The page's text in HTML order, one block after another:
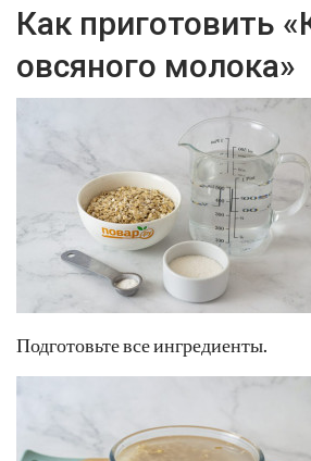
Как приготовить
овсяного молока»
Подготовьте все ингредиенты.